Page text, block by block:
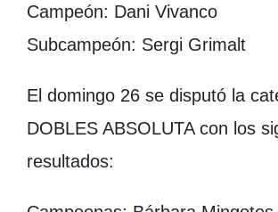
Campeón: Dani Vivanco
Subcampeón: Sergi Grimalt
El domingo 26 se disputó la
DOBLES ABSOLUTA con los
resultados: